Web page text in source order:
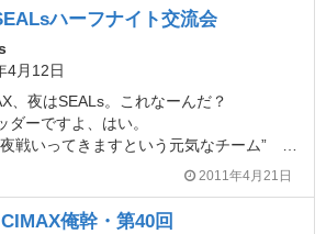
ハーフナイト交流会
4月12日
、夜はSEALs。これなーんだ？
ダーですよ、はい。
いってきますという元気なチーム” CIMAX Blog
2011年4月21日
俺幹・第40回